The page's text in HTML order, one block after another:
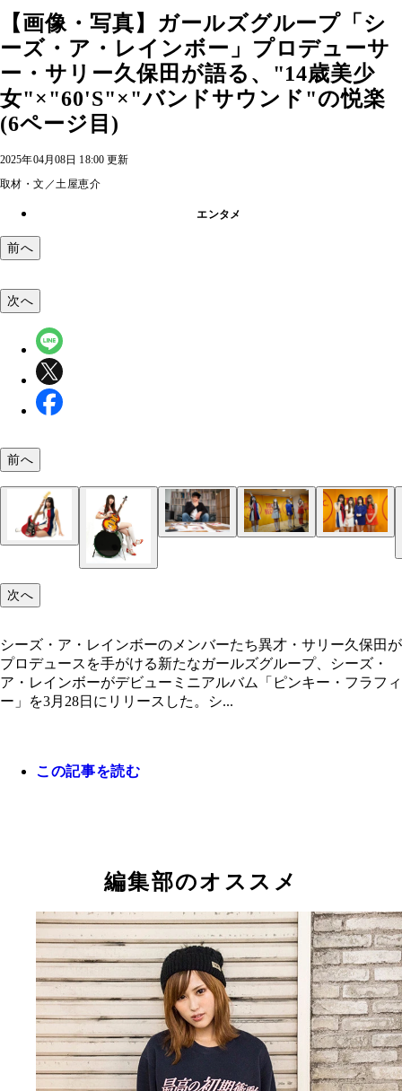
【画像・写真】ガールズグループ「シ
ーズ・ア・レインボー」プロデューサ
ー・サリー久保田が語る、"14歳美少
女"×"60'S"×"バンドサウンド"の悦楽
(6ページ目)
2025年04月08日 18:00 更新
取材・文／土屋恵介
エンタメ
前へ
サリー久保田氏（撮影／土屋恵介）
2025年4月1日タワーレコードでのインストアライ
2025年4月1日タワーレコードでのインストアライ
次へ
前へ
次へ
シーズ・ア・レインボーのメンバーたち異才・サリー久保田が
プロデュースを手がける新たなガールズグループ、シーズ・
ア・レインボーがデビューミニアルバム「ピンキー・フラフィ
ー」を3月28日にリリースした。シ...
この記事を読む
編集部のオススメ